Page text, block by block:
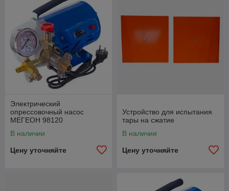
Электрический
опрессовочный насос
МЕГЕОН 98120
В наличии
Цену уточняйте
Устройство для испытания
тары на сжатие
В наличии
Цену уточняйте